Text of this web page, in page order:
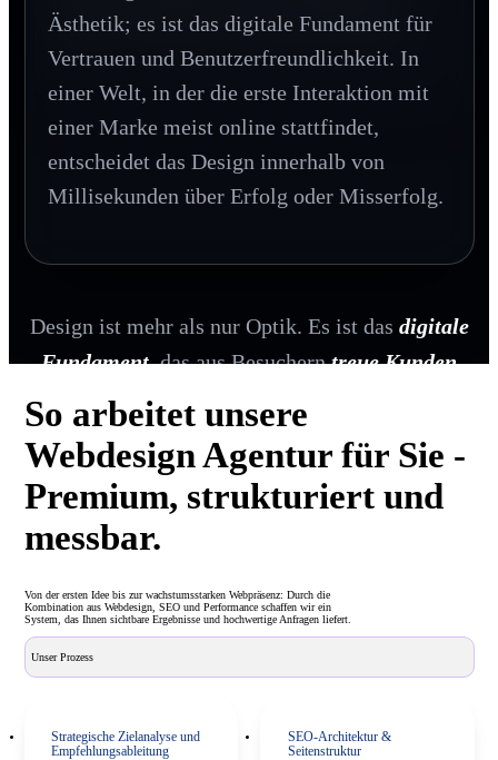
Ästhetik; es ist das digitale Fundament für
Vertrauen und Benutzerfreundlichkeit. In
einer Welt, in der die erste Interaktion mit
einer Marke meist online stattfindet,
entscheidet das Design innerhalb von
Millisekunden über Erfolg oder Misserfolg.
genau im Moment des Interesses abholt.
Design ist mehr als nur Optik. Es ist das digitale
Fundament, das aus Besucherntreue Kunden
So arbeitet unsere
Webdesign Agentur für Sie -
Premium, strukturiert und
messbar.
Von der ersten Idee bis zur wachstumsstarken Webpräsenz: Durch die
Kombination aus Webdesign, SEO und Performance schaffen wir ein
System, das Ihnen sichtbare Ergebnisse und hochwertige Anfragen liefert.
Unser Prozess
Strategische Zielanalyse und
Empfehlungsableitung
SEO-Architektur &
Seitenstruktur